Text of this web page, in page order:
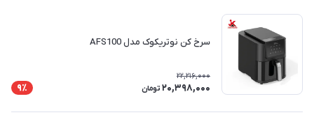
سرخ کن نوتریکوک مدل AFS100
22,216,000
20,398,000 تومان 9٪